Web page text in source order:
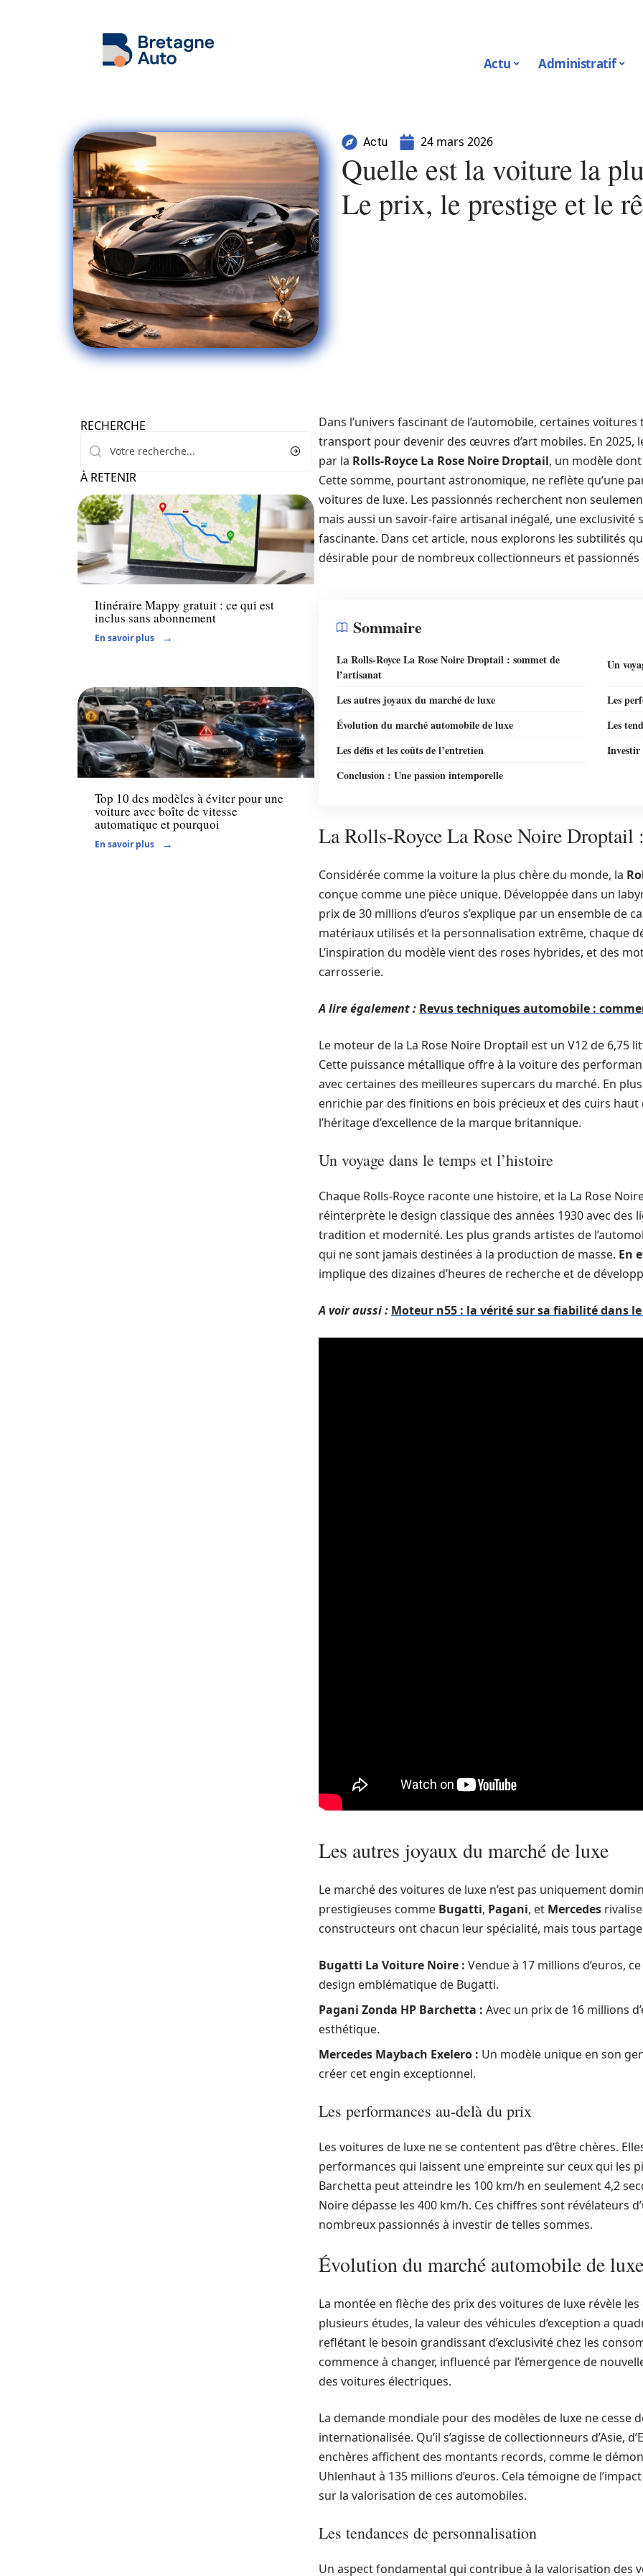
Actu Administratif
Actu 24 mars 2026
Quelle est la voiture la
Le prix, le prestige et le
RECHERCHE
À RETENIR
Voiture
Itinéraire Mappy gratuit : ce qui est
inclus sans abonnement
En savoir plus
Actu
Top 10 des modèles à éviter pour une
voiture avec boîte de vitesse
automatique et pourquoi
En savoir plus
Dans l’univers fascinant de l’automobile, certaines
transport pour devenir des œuvres d’art mobiles. En
par la Rolls-Royce La Rose Noire Droptail, un modèle
Cette somme, pourtant astronomique, ne reflète qu’une
voitures de luxe. Les passionnés recherchent non
mais aussi un savoir-faire artisanal inégalé, une exclusivité
fascinante. Dans cet article, nous explorons les subtilités
désirable pour de nombreux collectionneurs et passionnés
Sommaire
La Rolls-Royce La Rose Noire Droptail : sommet de
l’artisanat
Un
Les autres joyaux du marché de luxe
Les
Évolution du marché automobile de luxe
Les
Les défis et les coûts de l’entretien
Conclusion : Une passion intemporelle
La Rolls-Royce La Rose Noire Droptail
Considérée comme la voiture la plus chère du monde, la
conçue comme une pièce unique. Développée dans un
prix de 30 millions d’euros s’explique par un ensemble de
matériaux utilisés et la personnalisation extrême, chaque
L’inspiration du modèle vient des roses hybrides, et des
carrosserie.
A lire également : Revus techniques automobile :
Le moteur de la La Rose Noire Droptail est un V12 de 6,75
Cette puissance métallique offre à la voiture des
avec certaines des meilleures supercars du marché. En
enrichie par des finitions en bois précieux et des cuirs
l’héritage d’excellence de la marque britannique.
Un voyage dans le temps et l’histoire
Chaque Rolls-Royce raconte une histoire, et la La Rose
réinterprète le design classique des années 1930 avec
tradition et modernité. Les plus grands artistes de
qui ne sont jamais destinées à la production de masse. En
implique des dizaines d’heures de recherche et de
A voir aussi : Moteur n55 : la vérité sur sa fiabilité dans
Les autres joyaux du marché de luxe
Le marché des voitures de luxe n’est pas uniquement
prestigieuses comme Bugatti, Pagani, et Mercedes
constructeurs ont chacun leur spécialité, mais tous
Bugatti La Voiture Noire : Vendue à 17 millions d’euros,
design emblématique de Bugatti.
Pagani Zonda HP Barchetta : Avec un prix de 16 millions
esthétique.
Mercedes Maybach Exelero : Un modèle unique en son
créer cet engin exceptionnel.
Les performances au-delà du prix
Les voitures de luxe ne se contentent pas d’être chères.
performances qui laissent une empreinte sur ceux qui les
Barchetta peut atteindre les 100 km/h en seulement 4,2
Noire dépasse les 400 km/h. Ces chiffres sont révélateurs
nombreux passionnés à investir de telles sommes.
Évolution du marché automobile de luxe
La montée en flèche des prix des voitures de luxe révèle
plusieurs études, la valeur des véhicules d’exception a
reflétant le besoin grandissant d’exclusivité chez les
commence à changer, influencé par l’émergence de
des voitures électriques.
La demande mondiale pour des modèles de luxe ne cesse
internationalisée. Qu’il s’agisse de collectionneurs d’Asie,
enchères affichent des montants records, comme le
Uhlenhaut à 135 millions d’euros. Cela témoigne de
sur la valorisation de ces automobiles.
Les tendances de personnalisation
Un aspect fondamental qui contribue à la valorisation des